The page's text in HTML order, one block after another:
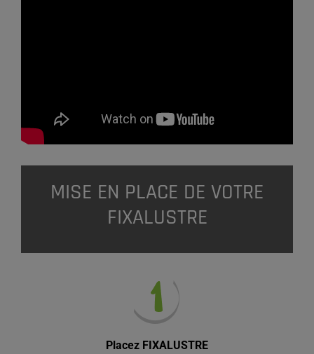
MISE EN PLACE DE VOTRE
FIXALUSTRE
Placez FIXALUSTRE